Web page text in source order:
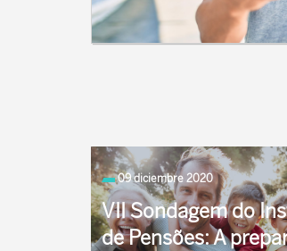
09 diciembre 2020
VII Sondagem do
de Pensões: A